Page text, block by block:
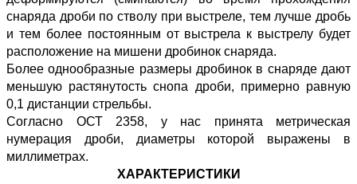
снаряда дроби по стволу при выстреле, тем лучше дробь
и тем более постоянным от выстрела к выстрелу будет
расположение на мишени дробинок снаряда.
Более однообразные размеры дробинок в снаряде дают
меньшую растянутость снопа дроби, примерно равную
0,1 дистанции стрельбы.
Согласно ОСТ 2358, у нас принята метрическая
нумерация дроби, диаметры которой выражены в
миллиметрах.
ХАРАКТЕРИСТИКИ